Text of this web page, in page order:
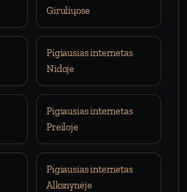
Giruliųose
Pigiausias internetas
Nidoje
Pigiausias internetas
Preiloje
Pigiausias internetas
Alksnynėje